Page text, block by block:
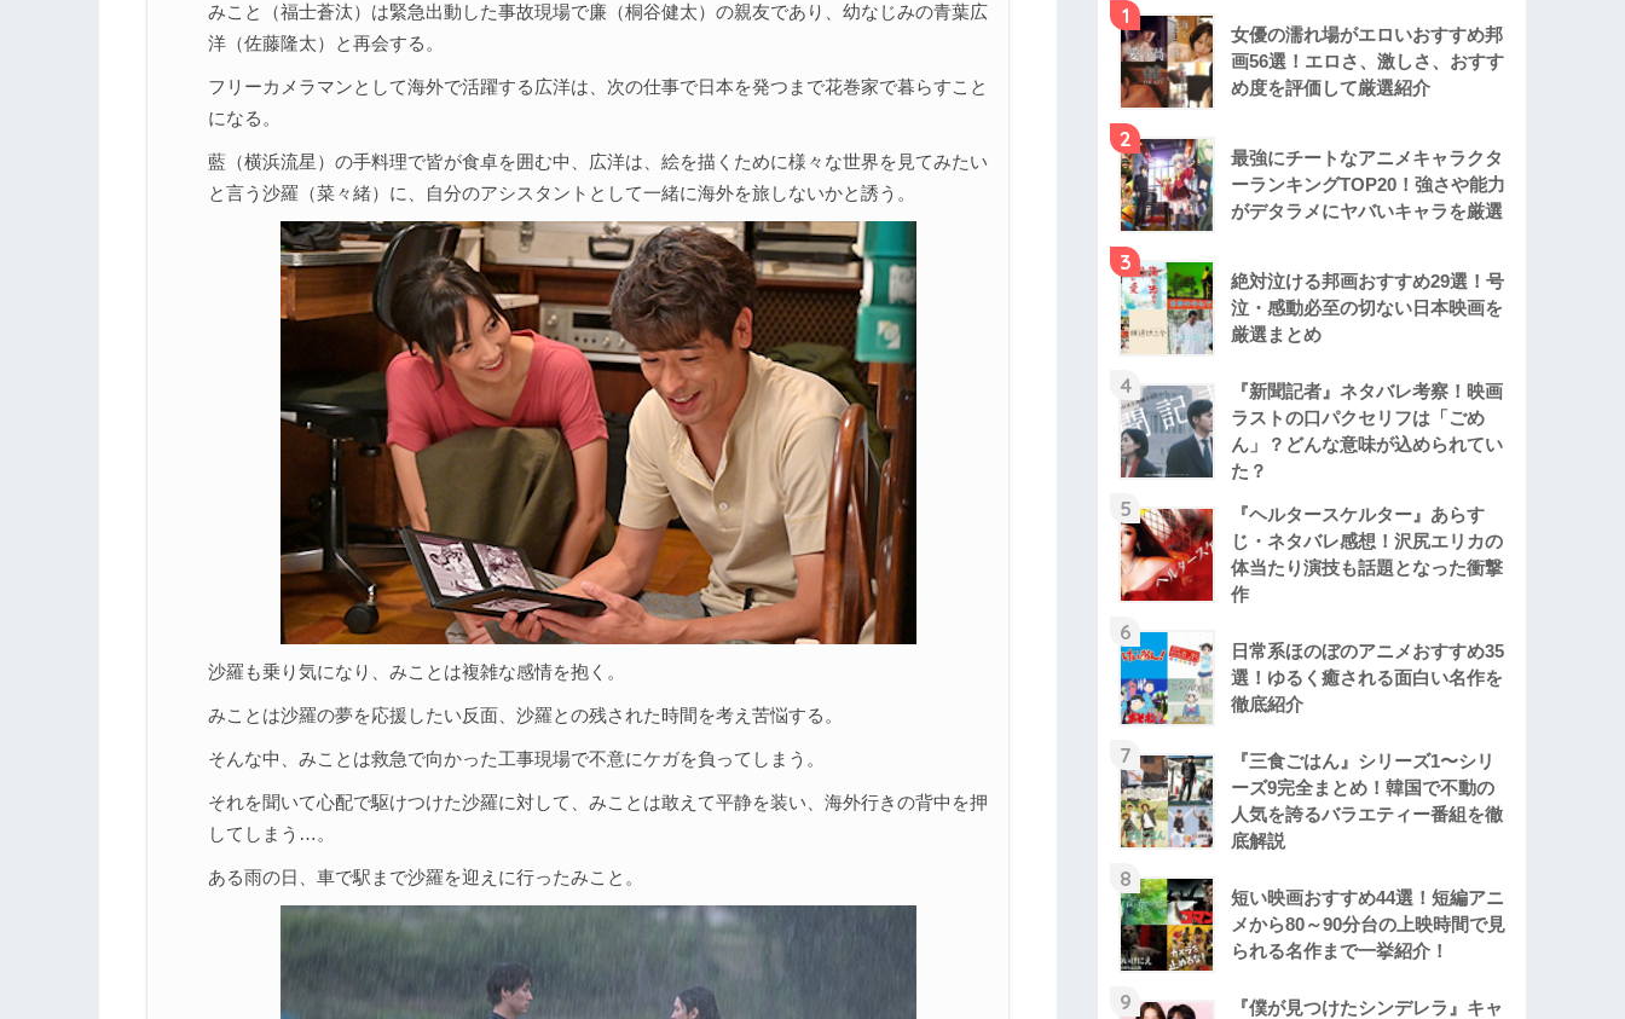
みこと（福士蒼汰）は緊急出動した事故現場で廉（桐谷健太）の親友であり、幼なじみの青葉広
洋（佐藤隆太）と再会する。
フリーカメラマンとして海外で活躍する広洋は、次の仕事で日本を発つまで花巻家で暮らすこと
になる。
藍（横浜流星）の手料理で皆が食卓を囲む中、広洋は、絵を描くために様々な世界を見てみたい
と言う沙羅（菜々緒）に、自分のアシスタントとして一緒に海外を旅しないかと誘う。
沙羅も乗り気になり、みことは複雑な感情を抱く。
みことは沙羅の夢を応援したい反面、沙羅との残された時間を考え苦悩する。
そんな中、みことは救急で向かった工事現場で不意にケガを負ってしまう。
それを聞いて心配で駆けつけた沙羅に対して、みことは敢えて平静を装い、海外行きの背中を押
してしまう…。
ある雨の日、車で駅まで沙羅を迎えに行ったみこと。
1
女優の濡れ場がエロいおすすめ邦
画56選！エロさ、激しさ、おすす
め度を評価して厳選紹介
2
最強にチートなアニメキャラクタ
ーランキングTOP20！強さや能力
がデタラメにヤバいキャラを厳選
3
絶対泣ける邦画おすすめ29選！号
泣・感動必至の切ない日本映画を
厳選まとめ
4
『新聞記者』ネタバレ考察！映画
ラストの口パクセリフは「ごめ
ん」？どんな意味が込められてい
た？
5
『ヘルタースケルター』あらす
じ・ネタバレ感想！沢尻エリカの
体当たり演技も話題となった衝撃
作
6
日常系ほのぼのアニメおすすめ35
選！ゆるく癒される面白い名作を
徹底紹介
7
『三食ごはん』シリーズ1〜シリ
ーズ9完全まとめ！韓国で不動の
人気を誇るバラエティー番組を徹
底解説
8
短い映画おすすめ44選！短編アニ
メから80～90分台の上映時間で見
られる名作まで一挙紹介！
9
『僕が見つけたシンデレラ』キャ